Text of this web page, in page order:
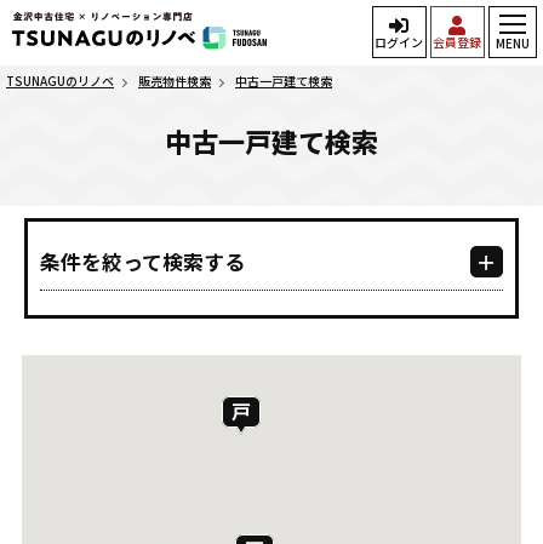
ログイン 会員登録 MENU
TSUNAGUのリノベ 販売物件検索 中古一戸建て検索
中古一戸建て検索
条件を絞って検索する